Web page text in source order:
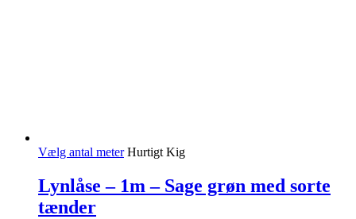
Vælg antal meter Hurtigt Kig
Lynlåse – 1m – Sage grøn med sorte
tænder